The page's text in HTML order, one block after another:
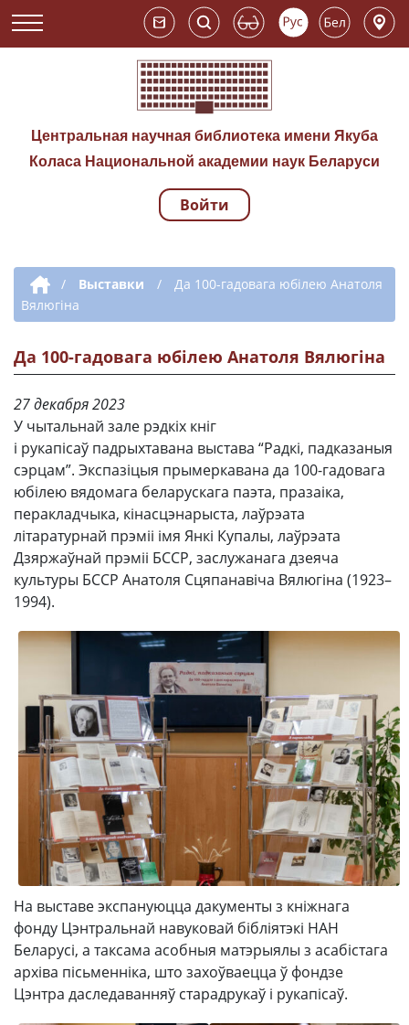
Центральная научная библиотека имени Якуба
Коласа Национальной академии наук Беларуси
Навигация по
Войти
Дополнительная навигация
/ Выставки /
Да 100-гадовага юбілею Анатоля
Вялюгіна
Да 100-гадовага юбілею Анатоля Вялюгіна
27 декабря 2023
У чытальнай зале рэдкіх кніг
і рукапісаў падрыхтавана выстава “Радкі, падказаныя
сэрцам”. Экспазіцыя прымеркавана да 100-гадовага
юбілею вядомага беларускага паэта, празаіка,
перакладчыка, кінасцэнарыста, лаўрэата
літаратурнай прэміі імя Янкі Купалы, лаўрэата
Дзяржаўнай прэміі БССР, заслужанага дзеяча
культуры БССР Анатоля Сцяпанавіча Вялюгіна (1923–
1994).
На выставе экспануюцца дакументы з кніжнага
фонду Цэнтральнай навуковай бібліятэкі НАН
Беларусі, а таксама асобныя матэрыялы з асабістага
архіва пісьменніка, што захоўваецца ў фондзе
Цэнтра даследаванняў старадрукаў і рукапісаў.